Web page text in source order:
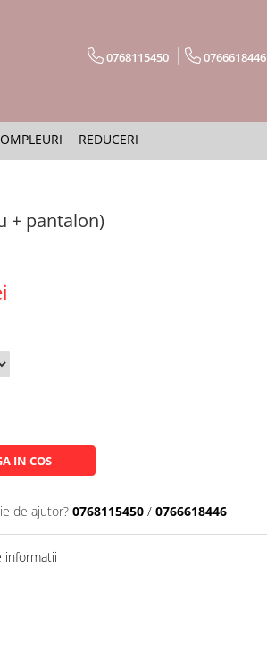
0768115450 0766618446
REDUCERI
+ pantalon)
IN COS
de ajutor? 0768115450 / 0766618446
informatii